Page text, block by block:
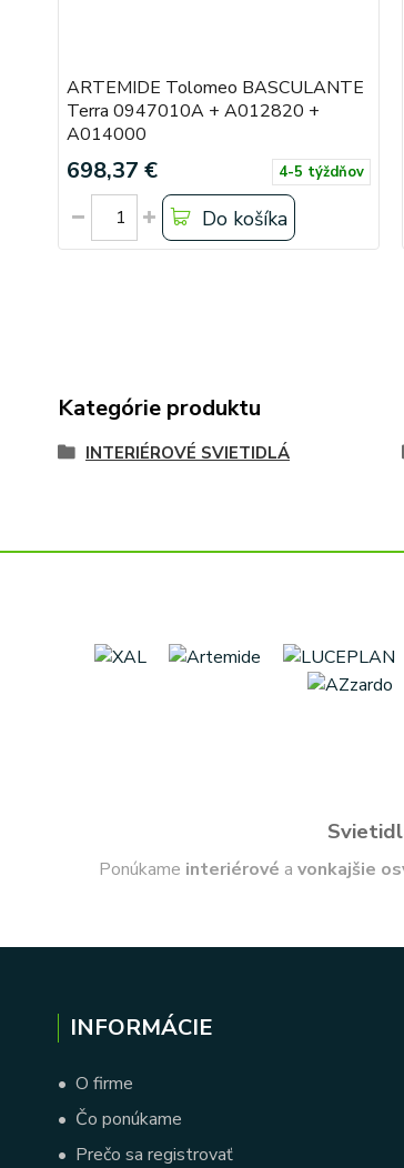
ARTEMIDE Tolomeo BASCULANTE
Terra 0947010A + A012820 +
A014000
698,37 € 4-5 týždňov
Do košíka
Kategórie produktu
INTERIÉROVÉ SVIETIDLÁ
Ponúkame interiérové a vonkajšie
INFORMÁCIE
• O firme
• Čo ponúkame
• Prečo sa registrovať